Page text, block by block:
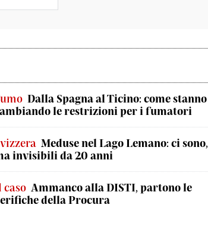
Dalla Spagna al Ticino: come stanno
le restrizioni per i fumatori
Meduse nel Lago Lemano: ci sono,
invisibili da 20 anni
caso Ammanco alla DISTI, partono le
della Procura